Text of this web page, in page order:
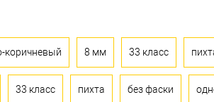
коричневый 8 мм 33 класс
33 класс пихта без фаски